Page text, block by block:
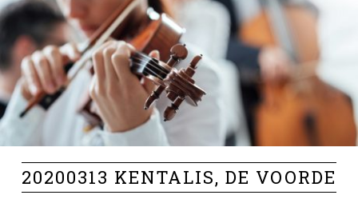
20200313 KENTALIS, DE VOORDE